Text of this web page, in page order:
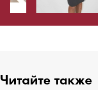
Читайте также